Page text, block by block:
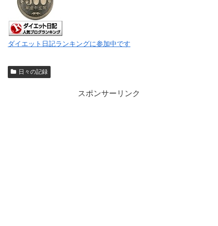
ダイエット日記ランキングに参加中です
日々の記録
スポンサーリンク